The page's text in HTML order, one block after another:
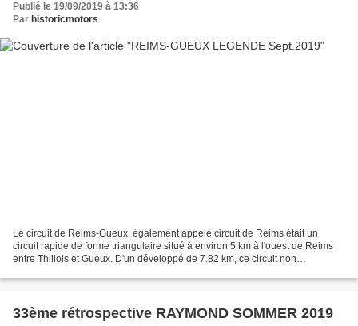
Publié le 19/09/2019 à 13:36
Par historicmotors
Le circuit de Reims-Gueux, également appelé circuit de Reims était un
circuit rapide de forme triangulaire situé à environ 5 km à l'ouest de Reims
entre Thillois et Gueux. D'un développé de 7.82 km, ce circuit non
33ème rétrospective RAYMOND SOMMER 2019